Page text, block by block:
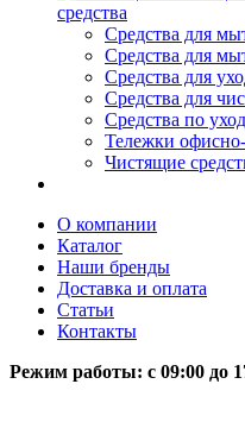
средства
Средства для
Средства для
Средства для
Средства для
Средства по
Тележки
Чистящие
О компании
Каталог
Наши бренды
Доставка и оплата
Статьи
Контакты
Режим работы: c 09:00 до